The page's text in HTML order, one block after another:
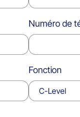
Numéro de
Fonction